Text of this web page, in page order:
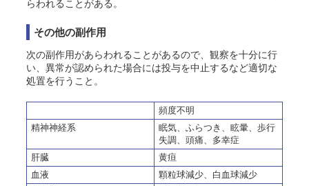
らわれることがある。
その他の副作用
次の副作用があらわれることがあるので、観察を十分に行
い、異常が認められた場合には投与を中止するなど適切な
処置を行うこと。
頻度不明
精神神経系
眠気、ふらつき、眩暈、歩行
失調、頭痛、多幸症
肝臓
黄疸
血液
顆粒球減少、白血球減少